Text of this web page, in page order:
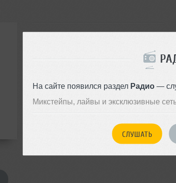
На сайте появился раздел Радио—
Микстейпы, лайвы и эксклюзивные
СЛУШАТЬ